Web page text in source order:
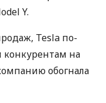
Y.
Tesla по-
на
обогнала